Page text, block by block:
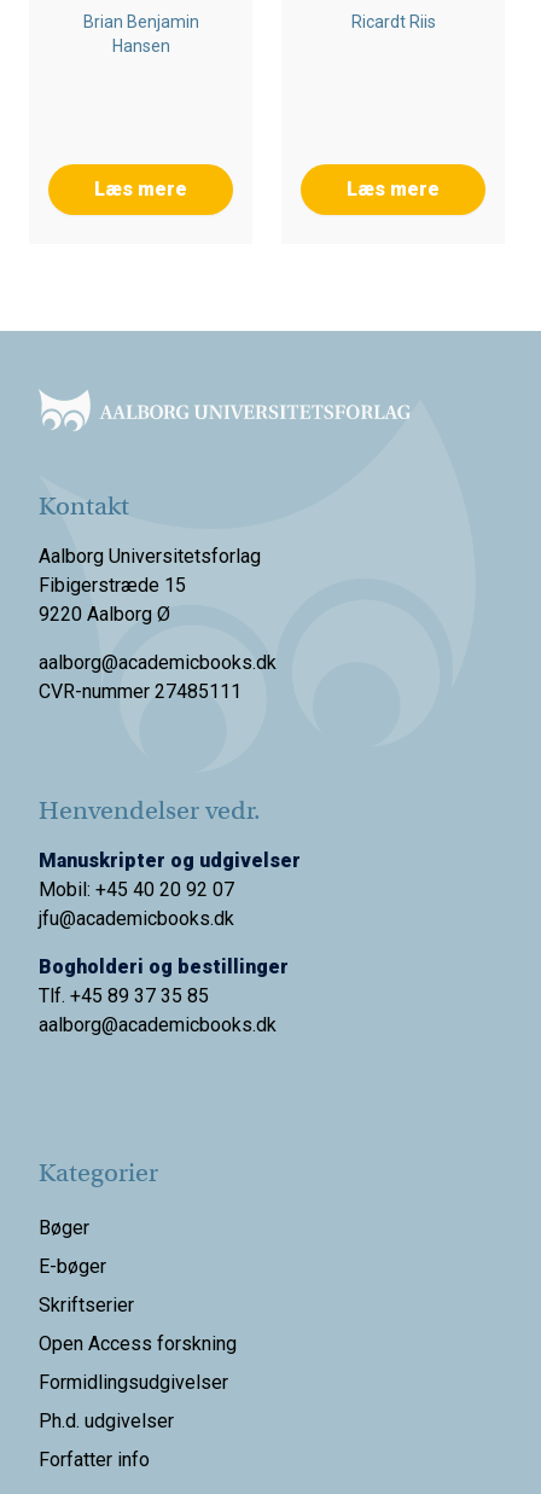
Brian Benjamin
Hansen
Læs mere
HJÆLP AF KAJ
Ricardt Riis
Læs mere
Kontakt
Aalborg Universitetsforlag
Fibigerstræde 15
9220 Aalborg Ø
aalborg@academicbooks.dk
CVR-nummer 27485111
Henvendelser vedr.
Manuskripter og udgivelser
Mobil: +45 40 20 92 07
jfu@academicbooks.dk
Bogholderi og bestillinger
Tlf. +45 89 37 35 85
aalborg@academicbooks.dk
Kategorier
Bøger
E-bøger
Skriftserier
Open Access forskning
Formidlingsudgivelser
Ph.d. udgivelser
Forfatter info